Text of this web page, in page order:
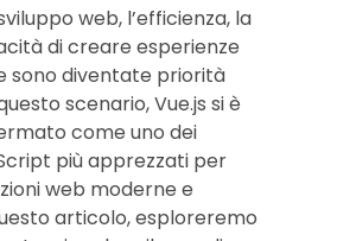
web, l’efficienza, la
di creare esperienze
sono diventate priorità
scenario, Vue.js si è
come uno dei
più apprezzati per
web moderne e
articolo, esploreremo